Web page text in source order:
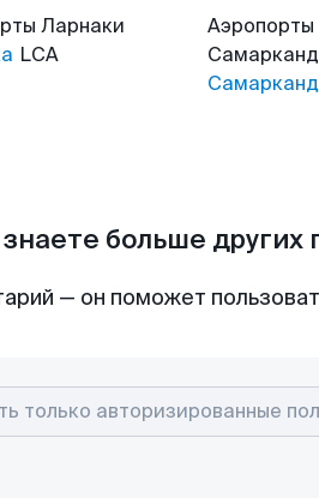
Ларнаки
LCA
Аэропорты
Самарканд
больше
— он поможет